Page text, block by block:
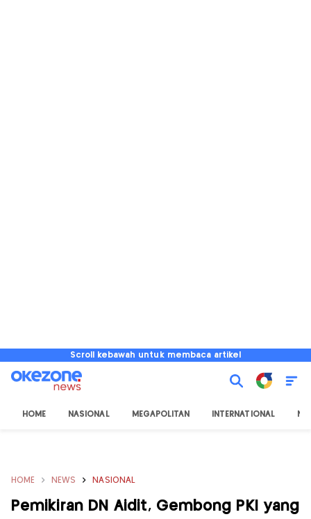
Scroll kebawah untuk membaca artikel
HOME NASIONAL MEGAPOLITAN INTERNATIONAL
HOME NEWS NASIONAL
Pemikiran DN Aidit, Gembong PKI yang